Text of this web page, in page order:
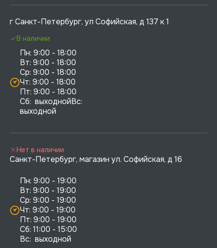
г Санкт-Петербург, ул Софийская, д 137 к 1
Пн: 9:00 - 18:00
Вт: 9:00 - 18:00
Ср: 9:00 - 18:00
Чт: 9:00 - 18:00
Пт: 9:00 - 18:00
Сб:  выходнойВс:
выходной
В наличии
Санкт-Петербург, магазин ул. Софийская, д 16
Пн: 9:00 - 19:00
Вт: 9:00 - 19:00
Ср: 9:00 - 19:00
Чт: 9:00 - 19:00
Пт: 9:00 - 19:00
Сб: 11:00 - 15:00
Вс:  выходной
Нет в наличии